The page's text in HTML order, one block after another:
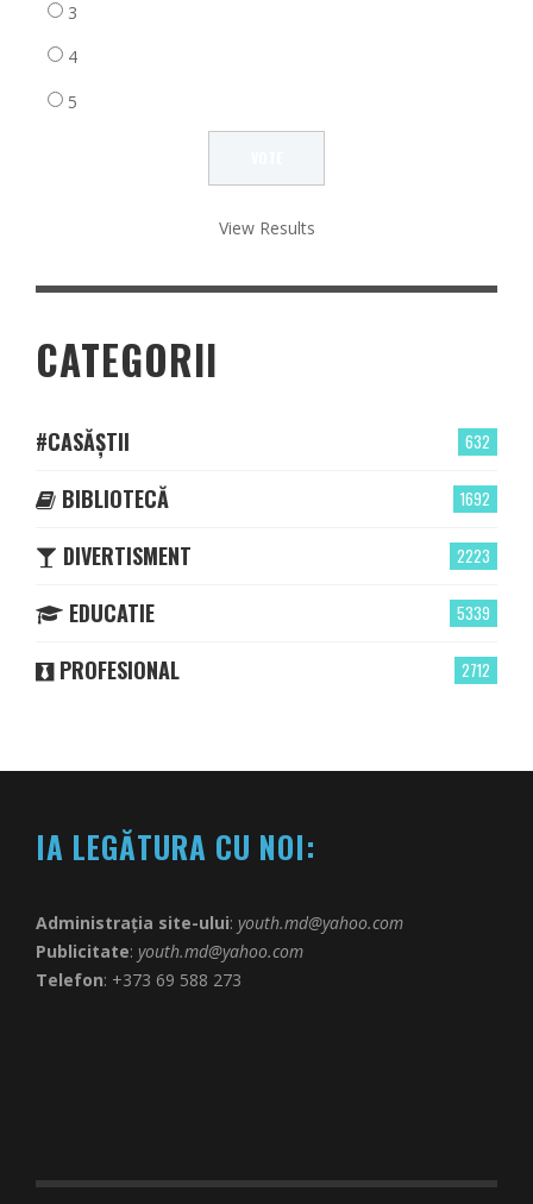
3
4
5
View Results
CATEGORII
632
#CASĂȘTII
1692
BIBLIOTECĂ
2223
DIVERTISMENT
5339
EDUCATIE
2712
PROFESIONAL
IA LEGĂTURA CU NOI:
Administrația site-ului: youth.md@yahoo.com
Publicitate: youth.md@yahoo.com
Telefon: +373 69 588 273